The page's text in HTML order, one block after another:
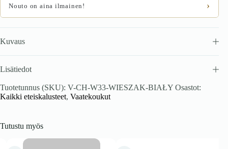
Nouto on aina ilmainen! ›
Kuvaus
Lisätiedot
Tuotetunnus (SKU): V-CH-W33-WIESZAK-BIAŁY Osastot:
Kaikki eteiskalusteet, Vaatekoukut
Tutustu myös